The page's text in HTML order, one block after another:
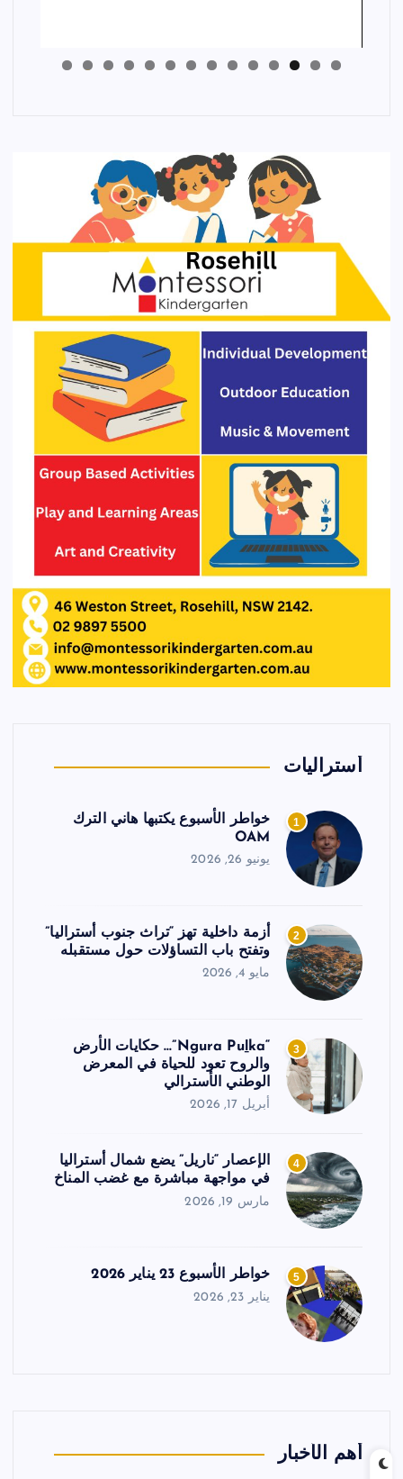
أستراليات
1
خواطر الأسبوع يكتبها هاني الترك
OAM
يونيو 26, 2026
2
أزمة داخلية تهز “تراث جنوب أستراليا”
وتفتح باب التساؤلات حول مستقبله
مايو 4, 2026
3
“Ngura Puḻka”… حكايات الأرض
والروح تعود للحياة في المعرض
الوطني الأسترالي
أبريل 17, 2026
4
الإعصار “ناريل” يضع شمال أستراليا
في مواجهة مباشرة مع غضب المناخ
مارس 19, 2026
5 خواطر الأسبوع 23 يناير 2026
يناير 23, 2026
أهم الأخبار